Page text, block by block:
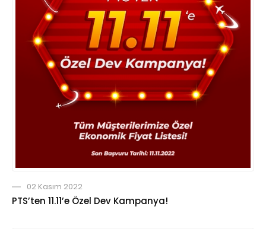
02 Kasım 2022
PTS’ten 11.11’e Özel Dev Kampanya!